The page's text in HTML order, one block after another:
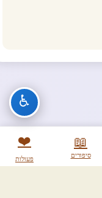
📖
סיפורים
❤️
פעולות
♿